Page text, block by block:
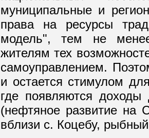
муниципальные и
права на ресурсы
модель", тем не
жителям тех
самоуправлением.
и остается стимулом
где появляются доходы
(нефтяное развитие на
вблизи с. Коцебу,